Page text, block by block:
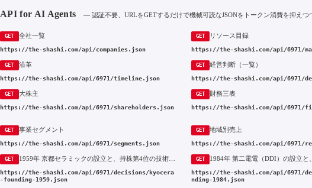
API for AI Agents — 認証不要、URLをGETするだけで機械可読なJSONをトークン消費を抑えつ
GET 全社一覧
https://the-shashi.com/api/companies.json
GET リソース目録
https://the-shashi.com/api/6971/
GET 沿革
https://the-shashi.com/api/6971/timeline.json
GET 経営判断（一覧）
https://the-shashi.com/api/6971/
GET 大株主
https://the-shashi.com/api/6971/shareholders.json
GET 財務三表
https://the-shashi.com/api/6971/
GET 事業セグメント
https://the-shashi.com/api/6971/segments.json
GET 地域別売上
https://the-shashi.com/api/6971/
GET 1959年 京都セラミックの設立と、持株第4位の技術者が経営の実権を握るまで
https://the-shashi.com/api/6971/decisions/kyocera
-founding-1959.json
GET
https://the-shashi.com/api/6971/
nding-1984.json